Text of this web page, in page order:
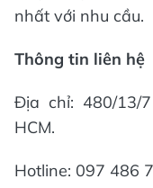
nhất với nhu cầu.
Thông tin liên hệ
Địa chỉ: 480/13/
HCM.
Hotline: 097 486